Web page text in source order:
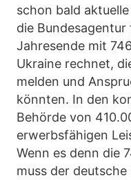
schon bald
die
Jahresende mit
Ukraine rechnet,
melden und
könnten. In den
Behörde von
erwerbsfähigen
Wenn es denn die
muss der